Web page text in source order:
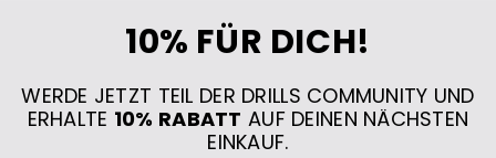
10% FÜR DICH!
WERDE JETZT TEIL DER DRILLS COMMUNITY UND
ERHALTE 10% RABATT AUF DEINEN NÄCHSTEN
EINKAUF.